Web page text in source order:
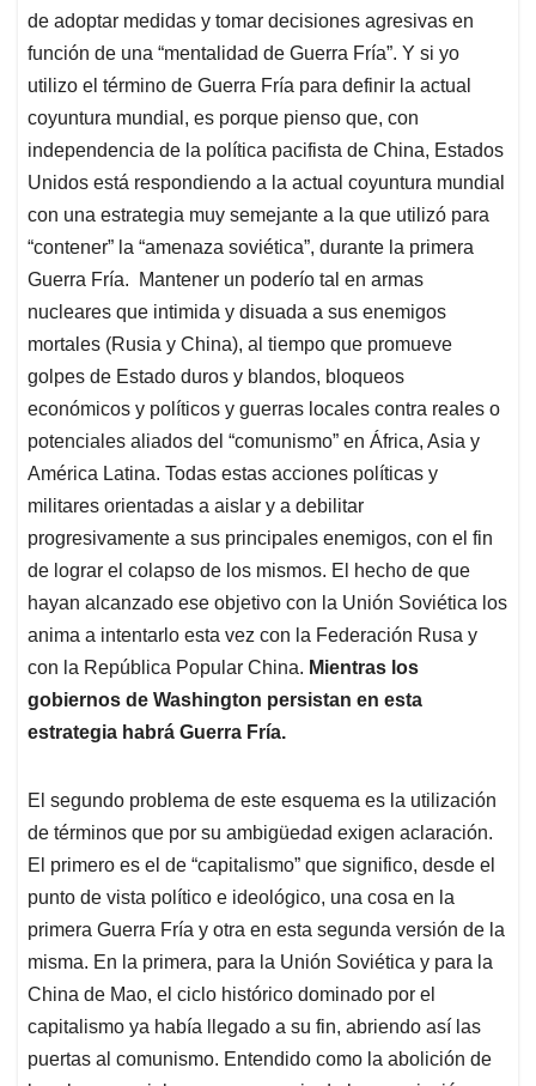
de adoptar medidas y tomar decisiones agresivas en
función de una “mentalidad de Guerra Fría”. Y si yo
utilizo el término de Guerra Fría para definir la actual
coyuntura mundial, es porque pienso que, con
independencia de la política pacifista de China, Estados
Unidos está respondiendo a la actual coyuntura mundial
con una estrategia muy semejante a la que utilizó para
“contener” la “amenaza soviética”, durante la primera
Guerra Fría. Mantener un poderío tal en armas
nucleares que intimida y disuada a sus enemigos
mortales (Rusia y China), al tiempo que promueve
golpes de Estado duros y blandos, bloqueos
económicos y políticos y guerras locales contra reales o
potenciales aliados del “comunismo” en África, Asia y
América Latina. Todas estas acciones políticas y
militares orientadas a aislar y a debilitar
progresivamente a sus principales enemigos, con el fin
de lograr el colapso de los mismos. El hecho de que
hayan alcanzado ese objetivo con la Unión Soviética los
anima a intentarlo esta vez con la Federación Rusa y
con la República Popular China. Mientras los
gobiernos de Washington persistan en esta
estrategia habrá Guerra Fría.
El segundo problema de este esquema es la utilización
de términos que por su ambigüedad exigen aclaración.
El primero es el de “capitalismo” que significo, desde el
punto de vista político e ideológico, una cosa en la
primera Guerra Fría y otra en esta segunda versión de la
misma. En la primera, para la Unión Soviética y para la
China de Mao, el ciclo histórico dominado por el
capitalismo ya había llegado a su fin, abriendo así las
puertas al comunismo. Entendido como la abolición de